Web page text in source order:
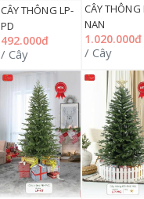
CÂY THÔNG LP-
PD
492.000đ
/ Cây
CÂY THÔNG
NAN
1.020.000đ
/ Cây